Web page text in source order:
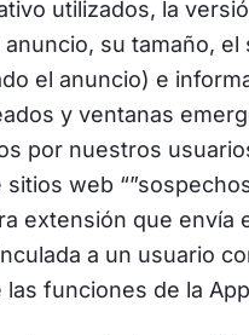
utilizados, la
su tamaño,
el anuncio) e
y ventanas
por nuestros
web
extensión que
a un usuario
funciones de la